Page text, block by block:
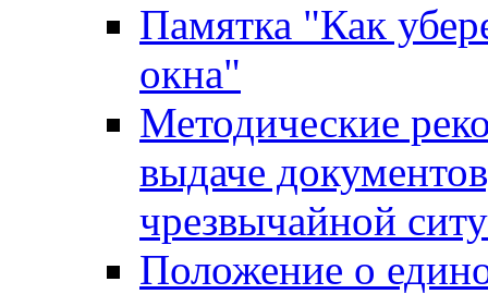
Памятка "Как
окна"
Методические
выдаче
чрезвычайной
Положение о